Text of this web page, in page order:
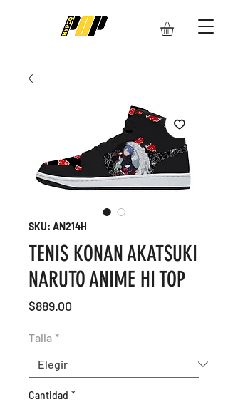
SKU: AN214H
TENIS KONAN AKATSUKI
NARUTO ANIME HI TOP
$889.00
Talla *
Cantidad *